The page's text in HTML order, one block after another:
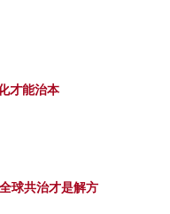
才能治本
球共治才是解方